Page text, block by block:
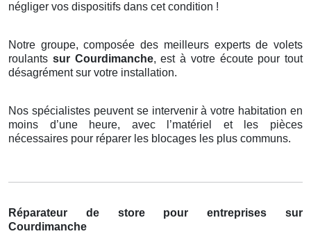
négliger vos dispositifs dans cet condition !
Notre groupe, composée des meilleurs experts de volets
roulants sur Courdimanche, est à votre écoute pour tout
désagrément sur votre installation.
Nos spécialistes peuvent se intervenir à votre habitation en
moins d’une heure, avec l’matériel et les pièces
nécessaires pour réparer les blocages les plus communs.
Réparateur de store pour entreprises sur
Courdimanche